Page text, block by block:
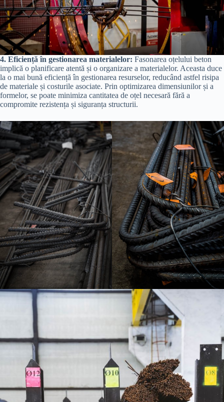
4. Eficiență în gestionarea materialelor: Fasonarea oțelului beton
implică o planificare atentă și o organizare a materialelor. Aceasta duce
la o mai bună eficiență în gestionarea resurselor, reducând astfel risipa
de materiale și costurile asociate. Prin optimizarea dimensiunilor și a
formelor, se poate minimiza cantitatea de oțel necesară fără a
compromite rezistența și siguranța structurii.